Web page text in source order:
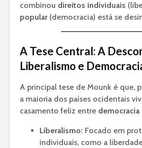
combinou direitos individuais
popular(democracia) está se
A Tese Central: A
Liberalismo e
A principal tese de Mounk é que,
a maioria dos países ocidentais
casamento feliz entre democracia
Liberalismo: Focado em
individuais, como a